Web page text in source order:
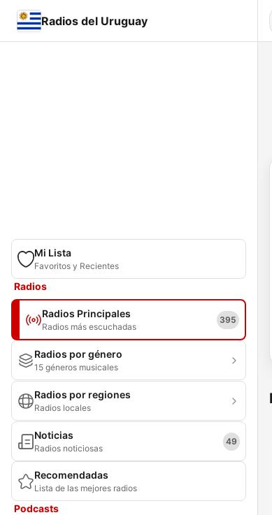
Radios del Uruguay
Mi Lista
Favoritos y Recientes
Radios
Radios Principales
Radios más escuchadas
395
Radios por género
15 géneros musicales
Radios por regiones
Radios locales
Noticias
Radios noticiosas
49
Recomendadas
Lista de las mejores radios
Podcasts